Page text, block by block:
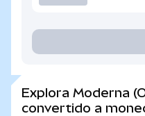
Explora Moderna
convertido a